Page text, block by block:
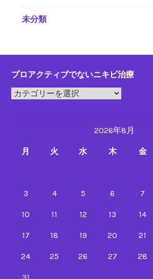
未分類
プロアクティブでないニキビ治療
プ
2026年8月
月 火 水 木 金
3 4 5 6 7
10 11 12 13 14
17 18 19 20 21
24 25 26 27 28